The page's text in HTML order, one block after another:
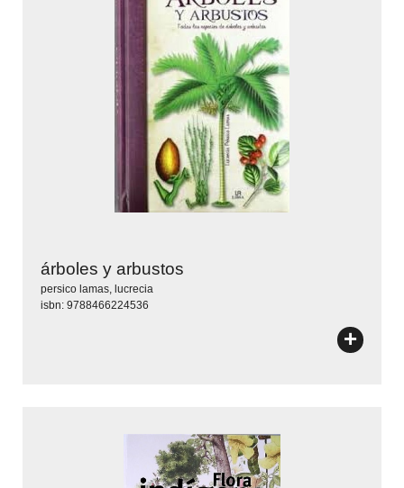
árboles y arbustos
persico lamas, lucrecia
isbn: 9788466224536
+